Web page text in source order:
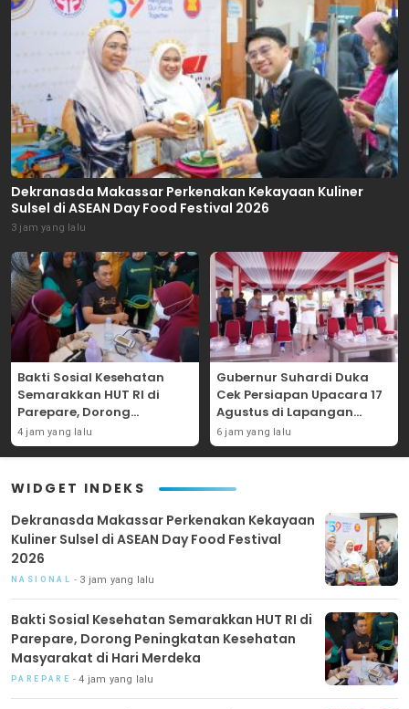
Dekranasda Makassar Perkenakan Kekayaan Kuliner
Sulsel di ASEAN Day Food Festival 2026
3 jam yang lalu
Bakti Sosial Kesehatan
Semarakkan HUT RI di
Parepare, Dorong
Peningkatan Kesehatan
Masyarakat di Hari
4 jam yang lalu
Gubernur Suhardi Duka
Cek Persiapan Upacara 17
Agustus di Lapangan
Ahmad Kirang, Capai 80
Persen
6 jam yang lalu
WIDGET INDEKS
Dekranasda Makassar Perkenakan Kekayaan
Kuliner Sulsel di ASEAN Day Food Festival
2026
NASIONAL 3 jam yang lalu
Bakti Sosial Kesehatan Semarakkan HUT RI di
Parepare, Dorong Peningkatan Kesehatan
Masyarakat di Hari Merdeka
PAREPARE 4 jam yang lalu